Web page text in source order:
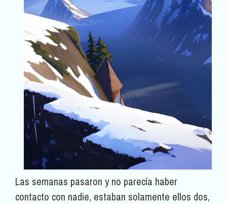
Las semanas pasaron y no parecía haber
contacto con nadie, estaban solamente ellos dos,